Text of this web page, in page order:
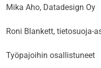
Mika Aho, Datadesign Oy
Roni Blankett, tietosuoja-
Työpajoihin osallistuneet